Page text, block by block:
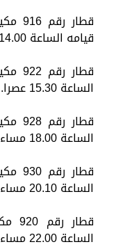
قطار
قيامه الساعة 14.00 ظهرا.
قطار
الساعة 15.30 عصرا.
قطار
الساعة 18.00 مساء.
قطار
الساعة 20.10 مساء.
الساعة 22.00 مساء.